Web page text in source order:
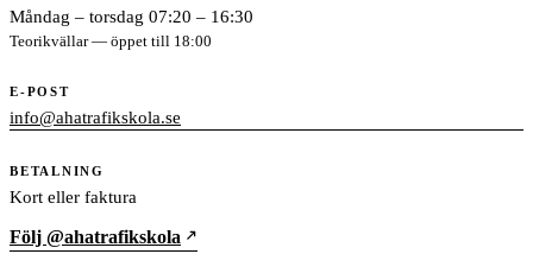
Måndag – torsdag 07:20 – 16:30
Teorikvällar — öppet till 18:00
E-POST
info@ahatrafikskola.se
BETALNING
Kort eller faktura
Följ @ahatrafikskola